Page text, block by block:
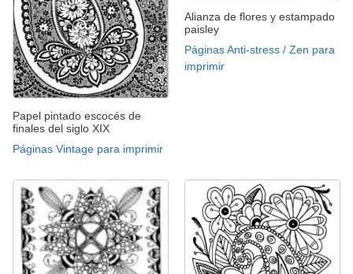
Papel pintado escocés de
finales del siglo XIX
Páginas Vintage para imprimir
Alianza de flores y estampado
paisley
Páginas Anti-stress / Zen para
imprimir